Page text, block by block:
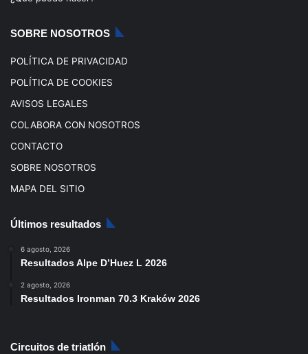
SOBRE NOSOTROS
POLÍTICA DE PRIVACIDAD
POLÍTICA DE COOKIES
AVISOS LEGALES
COLABORA CON NOSOTROS
CONTACTO
SOBRE NOSOTROS
MAPA DEL SITIO
Últimos resultados
6 agosto, 2026
Resultados Alpe D’Huez L 2026
2 agosto, 2026
Resultados Ironman 70.3 Kraków 2026
Circuitos de triatlón